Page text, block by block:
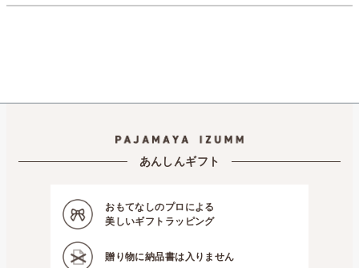
あんしんギフト
おもてなしのプロによる
美しいギフトラッピング
贈り物に納品書は入りません